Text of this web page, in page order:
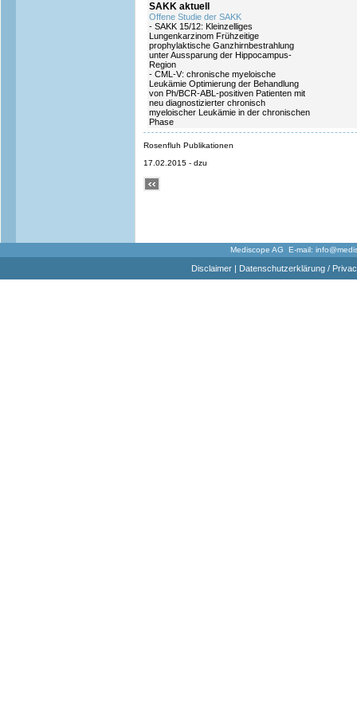
SAKK aktuell
Offene Studie der SAKK
- SAKK 15/12: Kleinzelliges
Lungenkarzinom Frühzeitige
prophylaktische Ganzhirnbestrahlung
unter Aussparung der Hippocampus-
Region
- CML-V: chronische myeloische
Leukämie Optimierung der Behandlung
von Ph/BCR-ABL-positiven Patienten mit
neu diagnostizierter chronisch
myeloischer Leukämie in der chronischen
Phase
Rosenfluh Publikationen
17.02.2015 - dzu
Mediscope AG E-mail:
Disclaimer| Datenschutzerklärung /